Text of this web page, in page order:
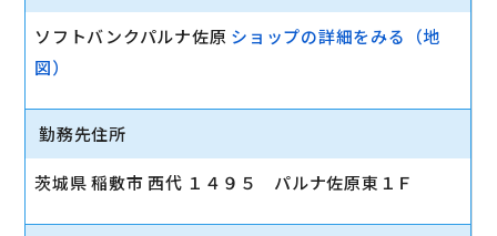
ソフトバンクパルナ佐原 ショップの詳細をみる（地
図）
勤務先住所
茨城県 稲敷市 西代 １４９５ パルナ佐原東１Ｆ